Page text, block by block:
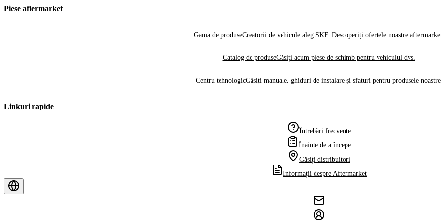
Piese aftermarket
Gama de produseCreatorii de vehicule aleg SKF. Descoperiți ofertele noastre
Catalog de produseGăsiți acum piese de schimb pentru vehiculul dvs.
Centru tehnologicGăsiți manuale, ghiduri de instalare și sfaturi pentru produsele
Linkuri rapide
Întrebări frecvente
Înainte de a începe
Găsiți distribuitori
Informații despre Aftermarket